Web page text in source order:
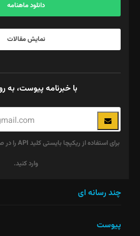
دانلود ماهنامه
نمایش مقالات
با خبرنامه پیوست، به
وارد کنید.
نباید
چند رسانه ای
پیوست